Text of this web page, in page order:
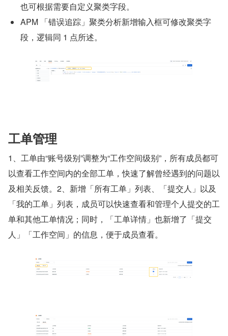
也可根据需要自定义聚类字段。
APM 「错误追踪」聚类分析新增输入框可修改聚类字
段，逻辑同 1 点所述。
工单管理
1、工单由“账号级别”调整为“工作空间级别”，所有成员都可
以查看工作空间内的全部工单，快速了解曾经遇到的问题以
及相关反馈。2、新增「所有工单」列表、「提交人」以及
「我的工单」列表，成员可以快速查看和管理个人提交的工
单和其他工单情况；同时，「工单详情」也新增了「提交
人」「工作空间」的信息，便于成员查看。